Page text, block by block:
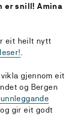
er snill! Amina
eit heilt nytt
gjennom eit
og Bergen
, og gir eit godt